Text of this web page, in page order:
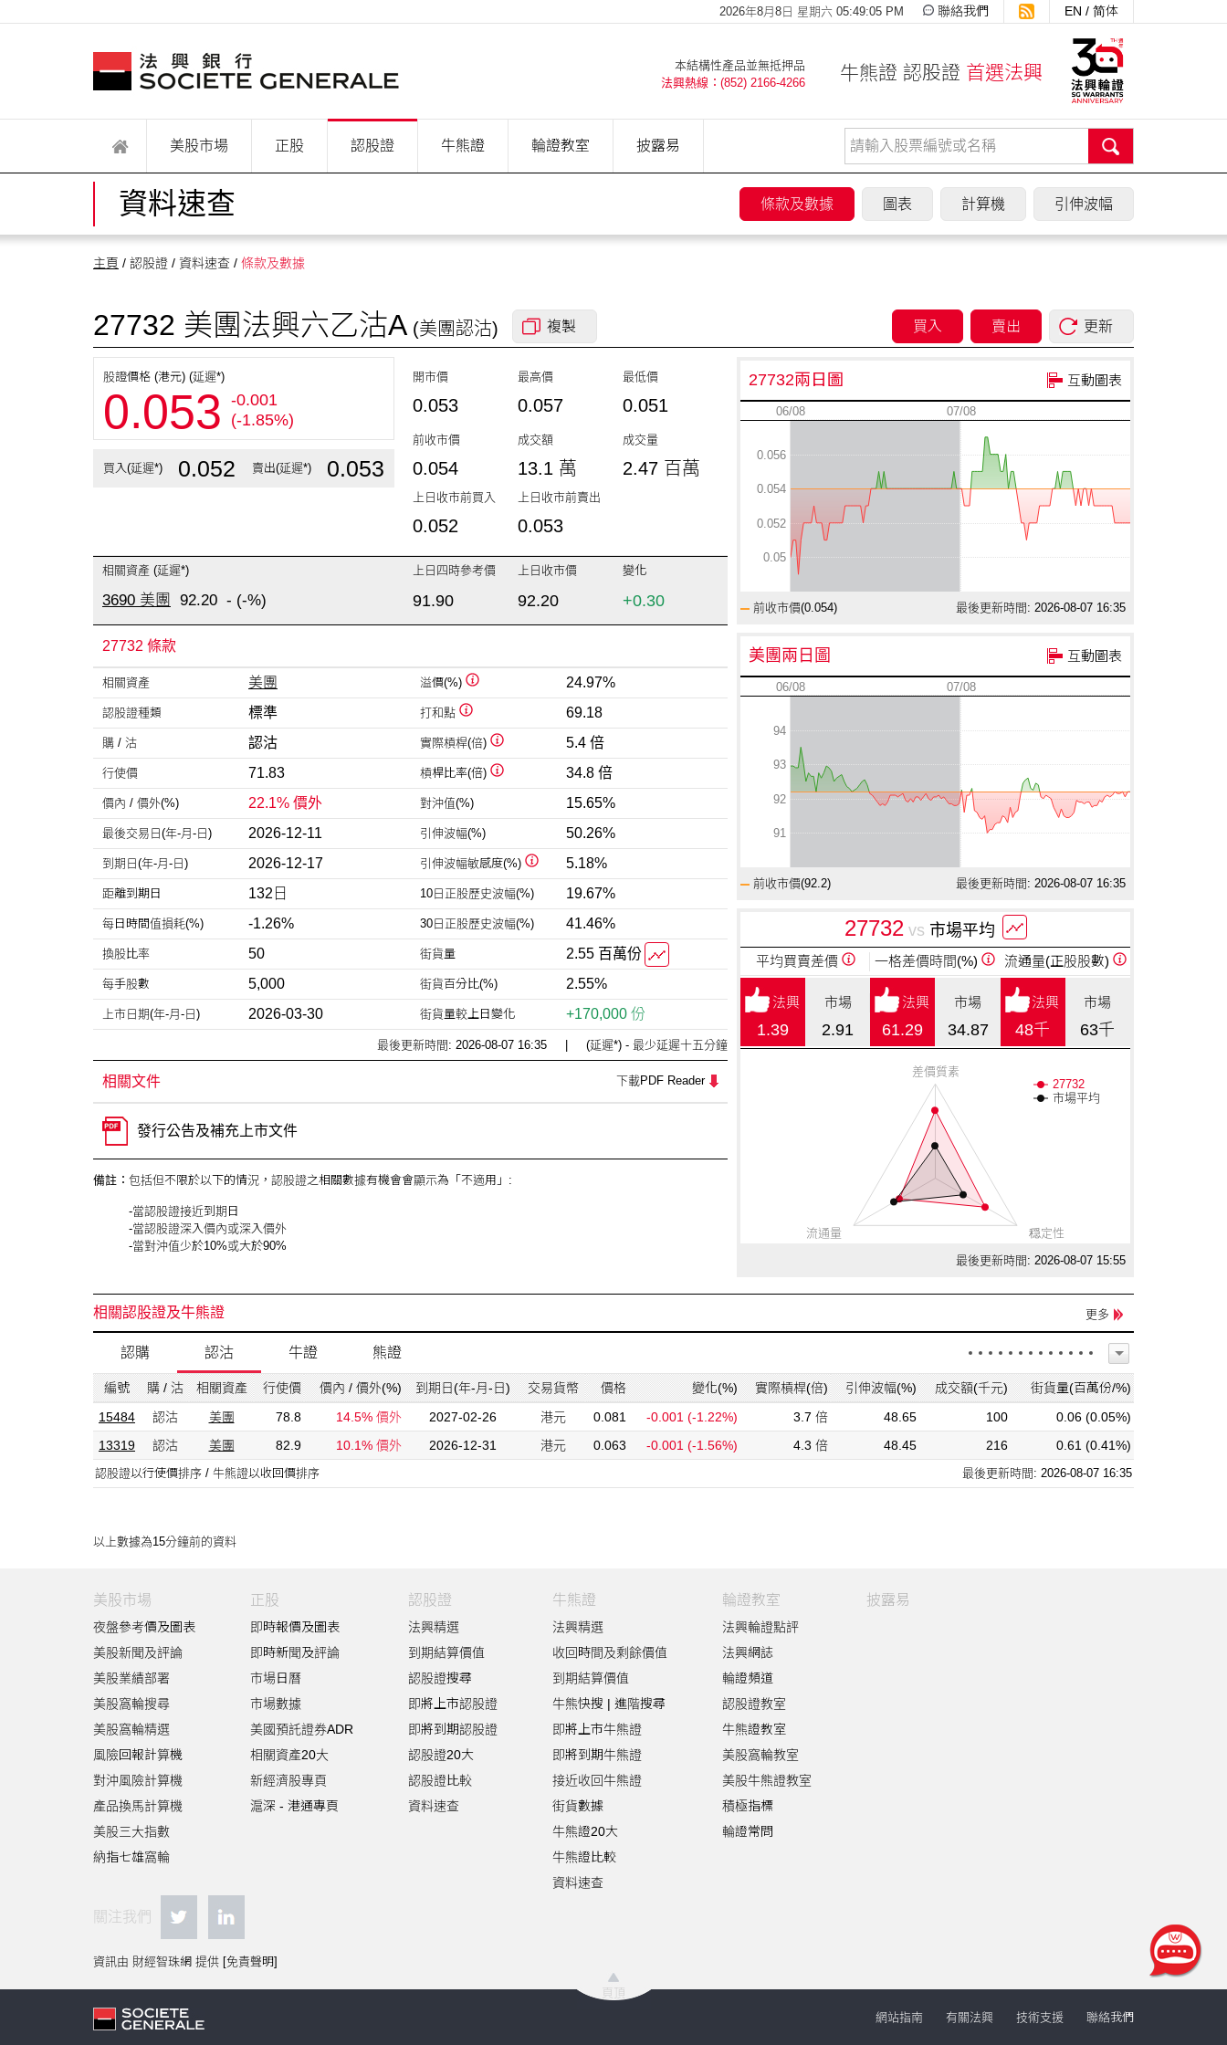
EN / 简体
聯絡我們
2026年8月8日 星期六 05:49:05 PM
牛熊證 認股證 首選法興
本結構性產品並無抵押品
法興熱線：(852) 2166-4266
美股市場 正股 認股證 牛熊證 輪證教室 披露易
資料速查 條款及數據 圖表 計算機 引伸波幅
主頁 / 認股證 / 資料速查 / 條款及數據
27732 美團法興六乙沽A (美團認沽) 複製 買入 賣出 更新
股證價格 (港元) (延遲*)
0.053 -0.001
(-1.85%)
買入(延遲*) 0.052 賣出(延遲*) 0.053
開市價
0.053
最高價
0.057
最低價
0.051
前收市價
0.054
成交額
13.1 萬
成交量
2.47 百萬
上日收市前買入
0.052
上日收市前賣出
0.053
相關資產 (延遲*)
3690 美團 92.20 - (-%)
上日四時參考價
91.90
上日收市價
92.20
變化
+0.30
27732 條款
相關資產 美團
認股證種類 標準
購 / 沽 認沽
行使價 71.83
價內 / 價外(%) 22.1% 價外
最後交易日(年-月-日) 2026-12-11
到期日(年-月-日) 2026-12-17
距離到期日 132日
每日時間值損耗(%) -1.26%
換股比率 50
每手股數 5,000
上市日期(年-月-日) 2026-03-30
溢價(%) 24.97%
打和點 69.18
實際槓桿(倍) 5.4 倍
槓桿比率(倍) 34.8 倍
對沖值(%) 15.65%
引伸波幅(%) 50.26%
引伸波幅敏感度(%) 5.18%
10日正股歷史波幅(%) 19.67%
30日正股歷史波幅(%) 41.46%
街貨量 2.55 百萬份
街貨百分比(%) 2.55%
街貨量較上日變化 +170,000 份
最後更新時間: 2026-08-07 16:35 | (延遲*) - 最少延遲十五分鐘
27732兩日圖 互動圖表
06/08 07/08
0.05
0.052
0.054
0.056
前收市價(0.054) 最後更新時間: 2026-08-07 16:35
美團兩日圖 互動圖表
06/08 07/08
91
92
93
94
前收市價(92.2) 最後更新時間: 2026-08-07 16:35
27732vs 市場平均
平均買賣差價
法興
1.39
市場
2.91
一格差價時間(%)
法興
61.29
市場
34.87
流通量(正股股數)
法興
48千
市場
63千
27732
市場平均
差價質素
穏定性
流通量
最後更新時間: 2026-08-07 15:55
相關文件 下載PDF Reader
發行公告及補充上市文件
備註： 包括但不限於以下的情況，認股證之相關數據有機會會顯示為「不適用」:
-當認股證接近到期日
-當認股證深入價內或深入價外
-當對沖值少於10%或大於90%
相關認股證及牛熊證 更多
認購 認沽 牛證 熊證
編號 購 / 沽 相關資產 行使價 價內 / 價外(%) 到期日(年-月-日) 交易貨幣 價格 變化(%) 實際槓桿(倍) 引伸波幅(%) 成交額(千元)
街貨量(百萬份/%)
15484
認沽 美團 78.8 14.5% 價外 2027-02-26 港元 0.081 -0.001 (-1.22%) 3.7 倍 48.65 100
0.06 (0.05%)
13319
認沽 美團 82.9 10.1% 價外 2026-12-31 港元 0.063 -0.001 (-1.56%) 4.3 倍 48.45 216 0.61 (0.41%)
認股證以行使價排序 / 牛熊證以收回價排序 最後更新時間: 2026-08-07 16:35
以上數據為15分鐘前的資料
頁頂
美股市場
夜盤參考價及圖表
美股新聞及評論
美股業績部署
美股窩輪搜尋
美股窩輪精選
風險回報計算機
對沖風險計算機
產品換馬計算機
美股三大指數
納指七雄窩輪
正股
即時報價及圖表
即時新聞及評論
市場日曆
市場數據
美國預託證券ADR
相關資產20大
新經濟股專頁
滬深 - 港通專頁
認股證
法興精選
到期結算價值
認股證搜尋
即將上市認股證
即將到期認股證
認股證20大
認股證比較
資料速查
牛熊證
法興精選
收回時間及剩餘價值
到期結算價值
牛熊快搜 | 進階搜尋
即將上市牛熊證
即將到期牛熊證
接近收回牛熊證
街貨數據
牛熊證20大
牛熊證比較
資料速查
輪證教室
法興輪證點評
法興網誌
輪證頻道
認股證教室
牛熊證教室
美股窩輪教室
美股牛熊證教室
積極指標
輪證常問
披露易
關注我們
資訊由 財經智珠網 提供 [免責聲明]
網站指南 有關法興 技術支援 聯絡我們